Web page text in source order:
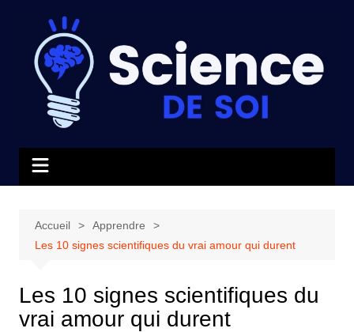
contenu
Accueil
Apprendre
Les 10 signes scientifiques du vrai amour qui durent
Les 10 signes scientifiques du
vrai amour qui durent